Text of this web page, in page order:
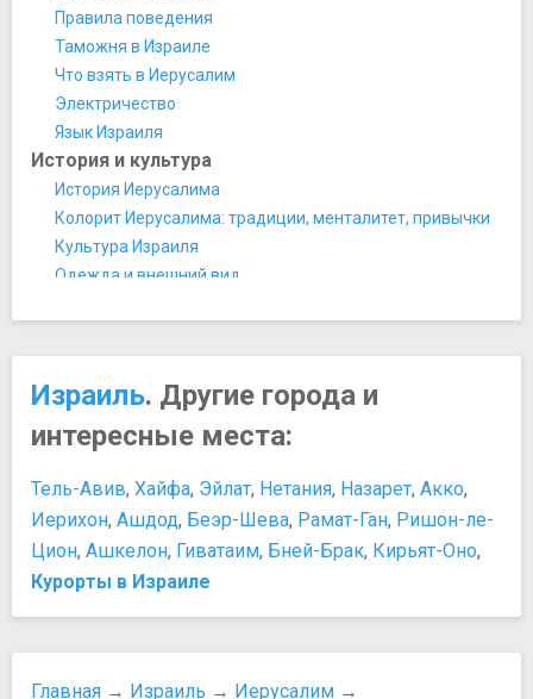
Научный музей Блумфилд
Храм Книги
Ночная жизнь, рестораны, кабаре
Bardak ресторан
Бар-клуб Той
Бар-ресторан "Жаботинский"
Бурла бар
Глен бар
Клуб «Заппа»
Ману ба Шук
Путин Паб
Ресторан «Эвкалипт»
Парки и природные достопримечательности
Ботанический сад
Иерусалимский библейский зоопарк
Парк Ган Сакер
Сад роз
Площади, улицы, фонтаны, районы
Улица Бен-Йехуда
Правила поведения
Таможня в Израиле
Что взять в Иерусалим
Электричество
Язык Израиля
История и культура
История Иерусалима
Колорит Иерусалима: традиции, менталитет, привычки
Культура Израиля
Одежда и внешний вид
Персоны
Елена
Ирод I Великий
Соломон
Развлечения и отдых
Безопасность отдыха и купания на Мертвом море
Игорный бизнес
Покупки
Возврат НДС
Израиль. Другие города и
интересные места:
Тель-Авив, Хайфа, Эйлат, Нетания, Назарет, Акко,
Иерихон, Ашдод, Беэр-Шева, Рамат-Ган, Ришон-ле-
Цион, Ашкелон, Гиватаим, Бней-Брак, Кирьят-Оно,
Курорты в Израиле
Главная → Израиль → Иерусалим →